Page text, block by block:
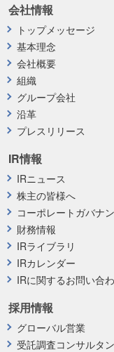
採用情報
グローバル営業
受託調査コンサルタン
会社情報
トップメッセージ
基本理念
会社概要
組織
グループ会社
沿革
プレスリリース
IR情報
IRニュース
株主の皆様へ
コーポレートガバナ
財務情報
IRライブラリ
IRカレンダー
IRに関するお問い合